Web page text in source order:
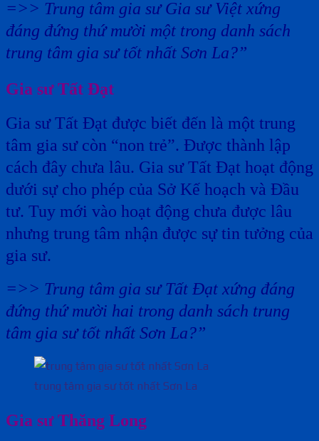
=>> Trung tâm gia sư Gia sư Việt xứng
đáng đứng thứ mười một trong danh sách
trung tâm gia sư tốt nhất Sơn La?”
Gia sư Tất Đạt
Gia sư Tất Đạt được biết đến là một trung
tâm gia sư còn “non trẻ”. Được thành lập
cách đây chưa lâu. Gia sư Tất Đạt hoạt động
dưới sự cho phép của Sở Kế hoạch và Đầu
tư. Tuy mới vào hoạt động chưa được lâu
nhưng trung tâm nhận được sự tin tưởng của
gia sư.
=>> Trung tâm gia sư Tất Đạt xứng đáng
đứng thứ mười hai trong danh sách trung
tâm gia sư tốt nhất Sơn La?”
trung tâm gia sư tốt nhất Sơn La
Gia sư Thăng Long